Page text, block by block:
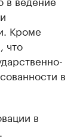
Кроме
что
в
в